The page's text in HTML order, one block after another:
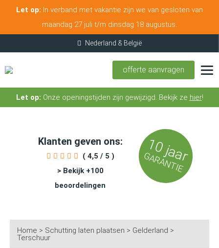
Let op: In verband met vakantie zijn we van gesloten van
maandag 27 juli t/m dinsdag 18 augustus.
offerte aanvragen
Let op: Onze openingstijden zijn gewijzigd. Bekijk ze hier!
Klanten geven ons:
( 4,5 / 5 )
> Bekijk +100
beoordelingen
10 jaar
GARANTIE
Home > Schutting laten plaatsen > Gelderland >
Terschuur